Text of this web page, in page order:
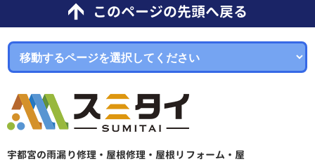
このページの先頭へ戻る
宇都宮の雨漏り修理・屋根修理・屋根リフォーム・屋